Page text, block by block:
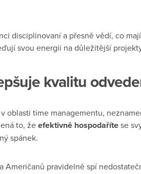
disciplinovaní a přesně vědí, co
svou energii na důležitější
kvalitu
oblasti time managementu,
to, žeefektivně hospodařítese
spánek.
Američanů pravidelně spí